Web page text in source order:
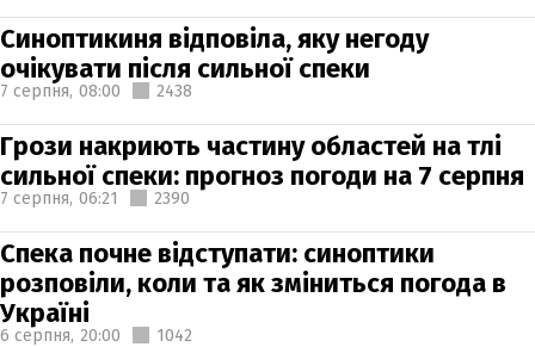
Синоптикиня відповіла, яку негоду
очікувати після сильної спеки
7 серпня, 08:00 2438
Грози накриють частину областей на тлі
сильної спеки: прогноз погоди на 7 серпня
7 серпня, 06:21 2390
Спека почне відступати: синоптики
розповіли, коли та як зміниться погода в
Україні
6 серпня, 20:00 1042